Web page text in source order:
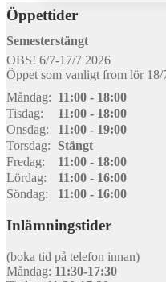
Öppettider
Semesterstängt
OBS! 6/7-17/7 2026
Öppet som vanligt from lör 18/
Måndag: 11:00 - 18:00
Tisdag:
11:00 - 18:00
Onsdag:
11:00 - 19:00
Torsdag:
Stängt
Fredag:
11:00 - 18:00
Lördag:
11:00 - 16:00
Söndag:
11:00 - 16:00
Inlämningstider
(boka tid på telefon innan)
Måndag: 11:30-17:30